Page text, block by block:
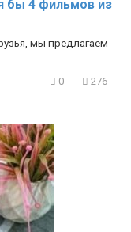
бы 4 фильмов из
мы предлагаем
0 276